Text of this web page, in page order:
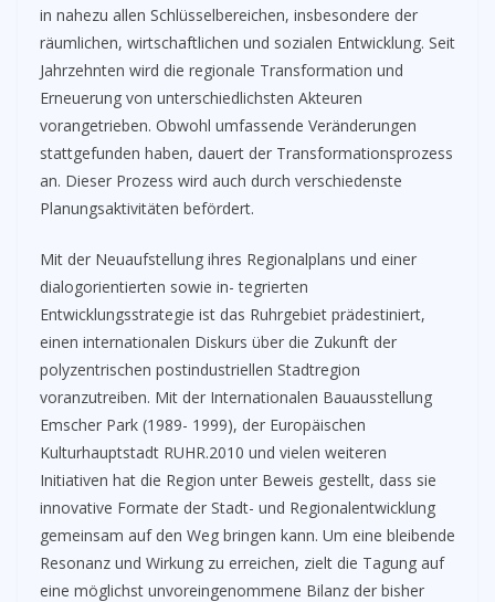
in nahezu allen Schlüsselbereichen, insbesondere der
räumlichen, wirtschaftlichen und sozialen Entwicklung. Seit
Jahrzehnten wird die regionale Transformation und
Erneuerung von unterschiedlichsten Akteuren
vorangetrieben. Obwohl umfassende Veränderungen
stattgefunden haben, dauert der Transformationsprozess
an. Dieser Prozess wird auch durch verschiedenste
Planungsaktivitäten befördert.
Mit der Neuaufstellung ihres Regionalplans und einer
dialogorientierten sowie in- tegrierten
Entwicklungsstrategie ist das Ruhrgebiet prädestiniert,
einen internationalen Diskurs über die Zukunft der
polyzentrischen postindustriellen Stadtregion
voranzutreiben. Mit der Internationalen Bauausstellung
Emscher Park (1989- 1999), der Europäischen
Kulturhauptstadt RUHR.2010 und vielen weiteren
Initiativen hat die Region unter Beweis gestellt, dass sie
innovative Formate der Stadt- und Regionalentwicklung
gemeinsam auf den Weg bringen kann. Um eine bleibende
Resonanz und Wirkung zu erreichen, zielt die Tagung auf
eine möglichst unvoreingenommene Bilanz der bisher